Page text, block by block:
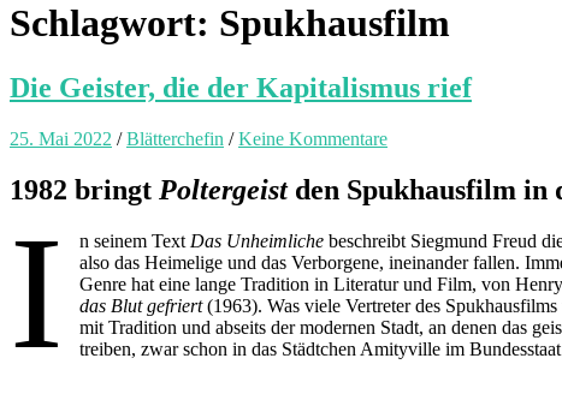
Schlagwort: Spukhausfilm
Die Geister, die der Kapitalismus rief
25. Mai 2022 /Blätterchefin /Keine Kommentare
1982 bringt Poltergeistden Spukhausfilm in
I n seinem Text Das Unheimliche beschreibt Siegmund Freud
also das Heimelige und das Verborgene, ineinander fallen.
Genre hat eine lange Tradition in Literatur und Film, von
das Blut gefriert(1963). Was viele Vertreter des
mit Tradition und abseits der modernen Stadt, an denen das
treiben, zwar schon in das Städtchen Amityville im